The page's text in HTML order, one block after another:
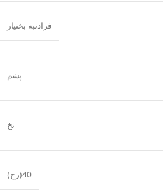
فرادنبه بختیار
پشم
نخ
40(رج)